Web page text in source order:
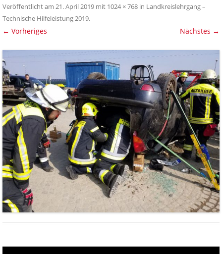
Veröffentlicht am 21. April 2019 mit 1024 × 768 in Landkreislehrgang –
Technische Hilfeleistung 2019.
← Vorheriges Nächstes →